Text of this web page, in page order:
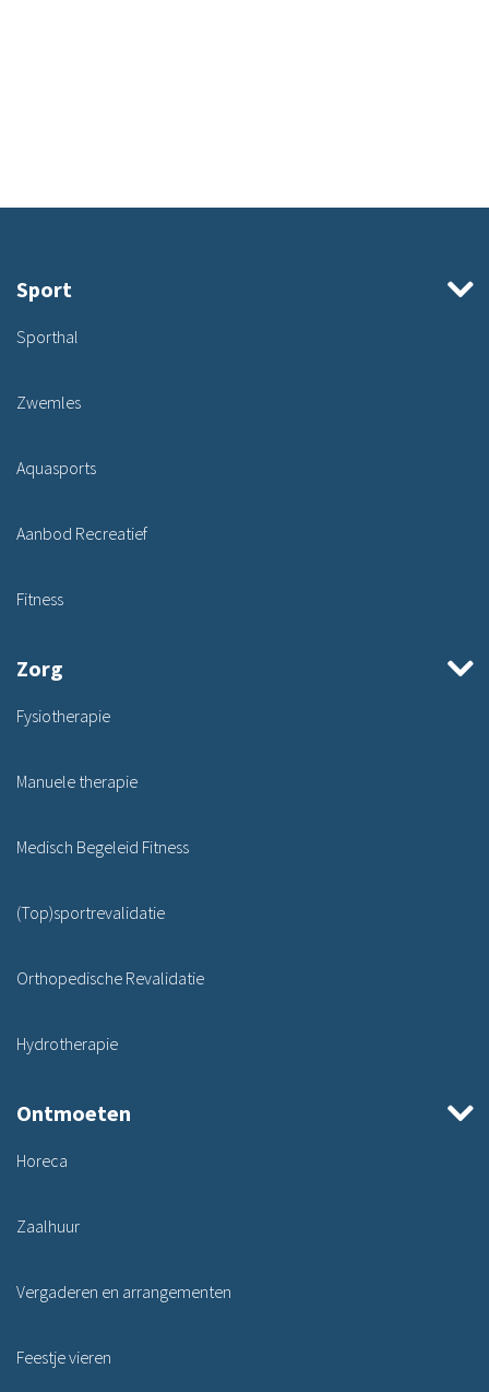
Sport
Sporthal
Zwemles
Aquasports
Aanbod Recreatief
Fitness
Zorg
Fysiotherapie
Manuele therapie
Medisch Begeleid Fitness
(Top)sportrevalidatie
Orthopedische Revalidatie
Hydrotherapie
Ontmoeten
Horeca
Zaalhuur
Vergaderen en arrangementen
Feestje vieren